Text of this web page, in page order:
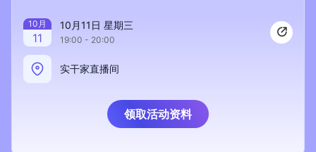
新零售大会
AllValue
10 月
11
10月11日 星期三
19:00 - 20:00
实干家直播间
领取活动资料